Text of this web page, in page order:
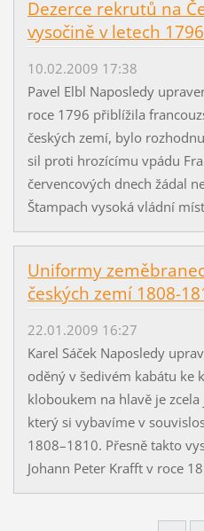
Dezerce rekrutů na
vysočině v letech
10.02.2009 17:38
Pavel Elbl Naposledy
roce 1796 přiblížila
českých zemí, bylo
sil proti hrozícímu vpádu
červencových dnech žádal
Štampach vysoká vládní
Uniformy
českých zemí 1808-
22.01.2009 16:27
Karel Sáček Naposledy
oděný v šedivém kabátu ke
kloboukem na hlavě je
který si vybavíme v
1808–1810. Přesně takto
Johann Peter Krafft v roce